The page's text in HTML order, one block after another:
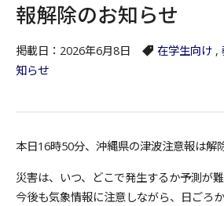
報解除のお知らせ
掲載日：2026年6月8日 在学生向け ,
知らせ
本日16時50分、沖縄県の津波注意報は解
災害は、いつ、どこで発生するか予測が難
今後も気象情報に注意しながら、日ごろ